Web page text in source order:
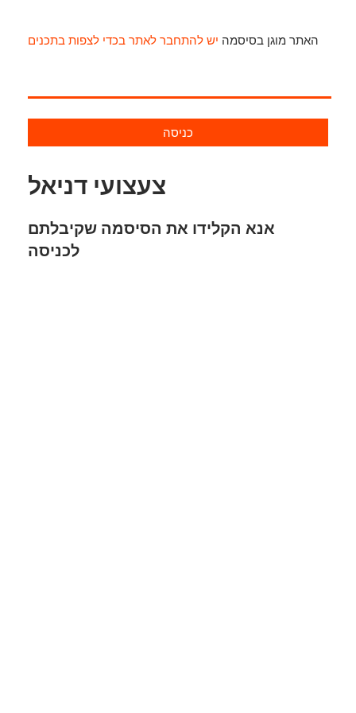
האתר מוגן בסיסמה יש להתחבר לאתר בכדי לצפות בתכנים
כניסה
צעצועי דניאל
אנא הקלידו את הסיסמה שקיבלתם
לכניסה